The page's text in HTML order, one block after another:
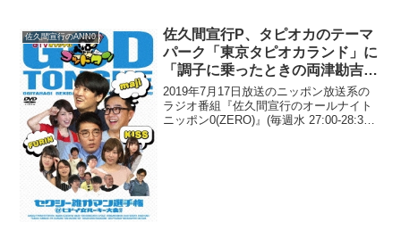
佐久間宣行のANN0
佐久間宣行P、タピオカのテーマ
パーク「東京タピオカランド」に
「調子に乗ったときの両津勘吉感
が凄い」と発言
2019年7月17日放送のニッポン放送系の
ラジオ番組『佐久間宣行のオールナイト
ニッポン0(ZERO)』(毎週水 27:00-28:30)